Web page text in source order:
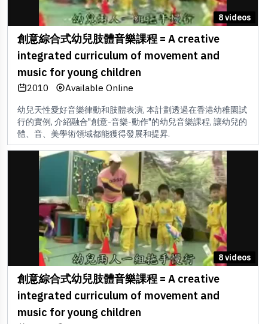
8 videos
創意綜合式幼兒肢體音樂課程 = A creative
integrated curriculum of movement and
music for young children
2010 Available Online
幼兒天性愛好音樂律動和肢體表演, 本計劃透過在香港幼稚園試
行的實例, 介紹融合"創意-音樂-動作"的幼兒音樂課程, 讓幼兒的
體、音、美學術領域都能獲得發展和提昇.
8 videos
創意綜合式幼兒肢體音樂課程 = A creative
integrated curriculum of movement and
music for young children